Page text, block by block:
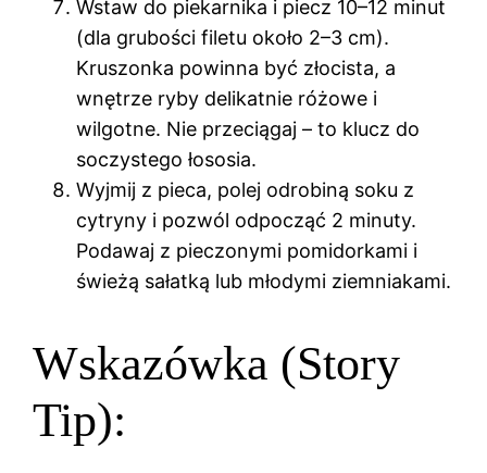
Wstaw do piekarnika i piecz 10–12 minut
(dla grubości filetu około 2–3 cm).
Kruszonka powinna być złocista, a
wnętrze ryby delikatnie różowe i
wilgotne. Nie przeciągaj – to klucz do
soczystego łososia.
Wyjmij z pieca, polej odrobiną soku z
cytryny i pozwól odpocząć 2 minuty.
Podawaj z pieczonymi pomidorkami i
świeżą sałatką lub młodymi ziemniakami.
Wskazówka (Story
Tip):